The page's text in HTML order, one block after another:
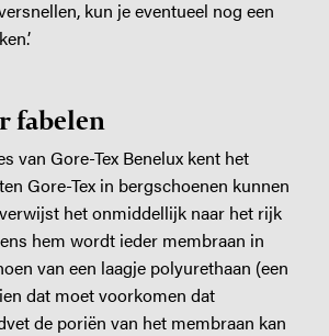
kun je eventueel nog een
fabelen
van Gore-Tex Benelux kent het
Gore-Tex in bergschoenen kunnen
het onmiddellijk naar het rijk
hem wordt ieder membraan in
van een laagje polyurethaan (een
dat moet voorkomen dat
de poriën van het membraan kan